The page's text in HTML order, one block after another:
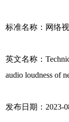
标准名称：网络
英文名称：
audio loudness of
发布日期：2023-